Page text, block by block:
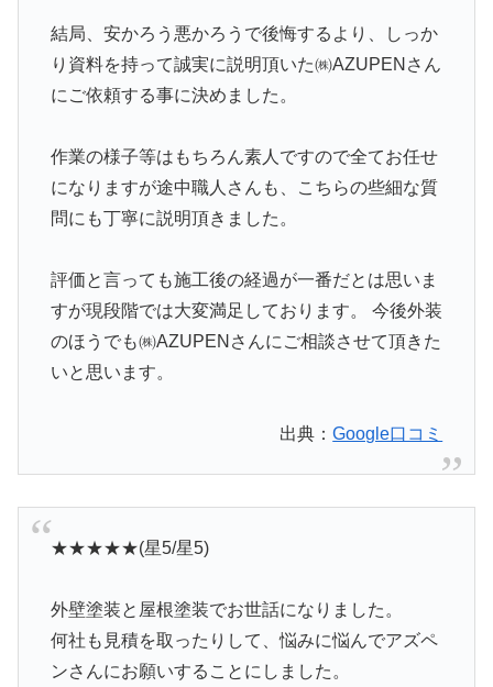
結局、安かろう悪かろうで後悔するより、しっか
り資料を持って誠実に説明頂いた㈱AZUPENさん
にご依頼する事に決めました。
作業の様子等はもちろん素人ですので全てお任せ
になりますが途中職人さんも、こちらの些細な質
問にも丁寧に説明頂きました。
評価と言っても施工後の経過が一番だとは思いま
すが現段階では大変満足しております。 今後外装
のほうでも㈱AZUPENさんにご相談させて頂きた
いと思います。
出典：Google口コミ
★★★★★(星5/星5)
外壁塗装と屋根塗装でお世話になりました。
何社も見積を取ったりして、悩みに悩んでアズペ
ンさんにお願いすることにしました。